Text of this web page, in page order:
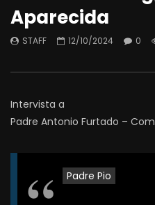
Aparecida
STAFF 12/10/2024 0
Intervista a
Padre Antonio Furtado –
Padre Pio